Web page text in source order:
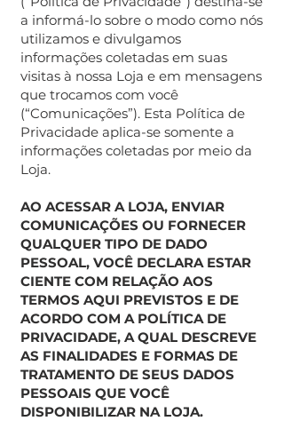
a informá-lo sobre o modo como nós
utilizamos e divulgamos
informações coletadas em suas
visitas à nossa Loja e em mensagens
que trocamos com você
(“Comunicações”). Esta Política de
Privacidade aplica-se somente a
informações coletadas por meio da
Loja.
AO ACESSAR A LOJA, ENVIAR
COMUNICAÇÕES OU FORNECER
QUALQUER TIPO DE DADO
PESSOAL, VOCÊ DECLARA ESTAR
CIENTE COM RELAÇÃO AOS
TERMOS AQUI PREVISTOS E DE
ACORDO COM A POLÍTICA DE
PRIVACIDADE, A QUAL DESCREVE
AS FINALIDADES E FORMAS DE
TRATAMENTO DE SEUS DADOS
PESSOAIS QUE VOCÊ
DISPONIBILIZAR NA LOJA.